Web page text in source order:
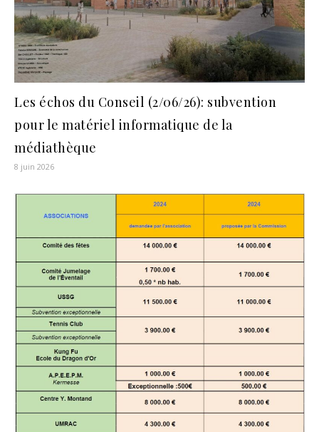
Les échos du Conseil (2/06/26): subvention
pour le matériel informatique de la
médiathèque
8 juin 2026